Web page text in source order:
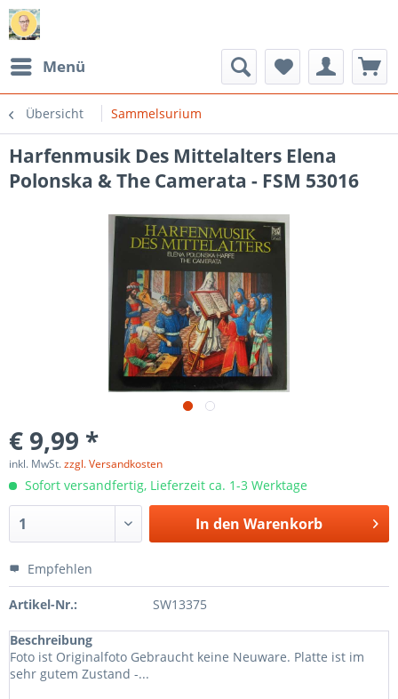
Menü
Übersicht Sammelsurium
Harfenmusik Des Mittelalters Elena
Polonska & The Camerata - FSM 53016
€ 9,99 *
inkl. MwSt.zzgl. Versandkosten
Sofort versandfertig, Lieferzeit ca. 1-3 Werktage
In den Warenkorb
Empfehlen
Artikel-Nr.: SW13375
Beschreibung
Foto ist Originalfoto Gebraucht keine Neuware. Platte ist im
sehr gutem Zustand -...